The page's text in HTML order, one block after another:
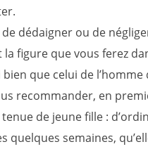
de dédaigner ou de
figure que vous ferez
que celui de
recommander, en
de jeune fille :
quelques semaines,